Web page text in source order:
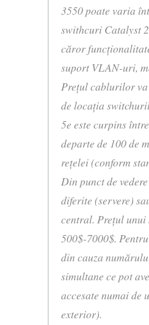
3550 poate varia
swithcuri Catalyst
căror
suport VLAN-uri,
Preţul cablurilor
de locaţia
5e este curpins
departe de 100 de
reţelei (conform
Din punct de
diferite (servere)
central. Preţul
500$-7000$.
din cauza
simultane ce pot
accesate numai
exterior).